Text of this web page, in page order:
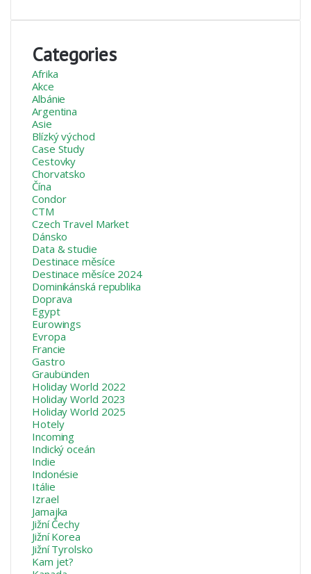
Categories
Afrika
Akce
Albánie
Argentina
Asie
Blízký východ
Case Study
Cestovky
Chorvatsko
Čína
Condor
CTM
Czech Travel Market
Dánsko
Data & studie
Destinace měsíce
Destinace měsíce 2024
Dominikánská republika
Doprava
Egypt
Eurowings
Evropa
Francie
Gastro
Graubünden
Holiday World 2022
Holiday World 2023
Holiday World 2025
Hotely
Incoming
Indický oceán
Indie
Indonésie
Itálie
Izrael
Jamajka
Jižní Čechy
Jižní Korea
Jižní Tyrolsko
Kam jet?